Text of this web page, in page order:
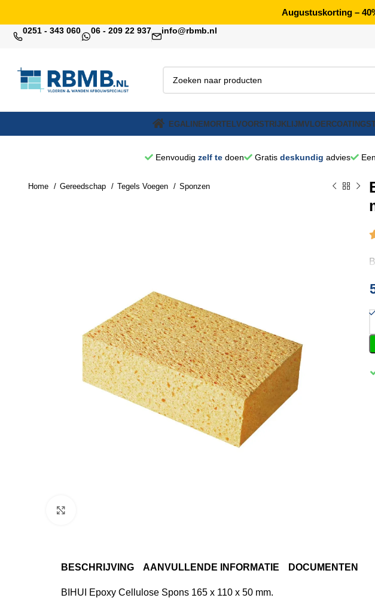
Augustuskorting –
0251 - 343 060 06 - 209 22 937 info@rbmb.nl
EGALINEMORTELVOORSTRIJKLIJMVLOERCOATING
Eenvoudig zelf tedoen Gratis deskundig advies Een
Home Gereedschap Tegels Voegen Sponzen
BESCHRIJVING AANVULLENDE INFORMATIE DOCUMENTEN
BIHUI Epoxy Cellulose Spons 165 x 110 x 50 mm.